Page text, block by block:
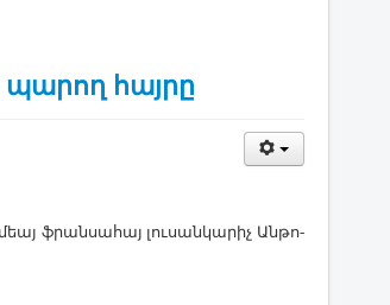
պարող հայրը
ֆրան­սա­հայ լու­սան­կա­րիչ Ան­թո­